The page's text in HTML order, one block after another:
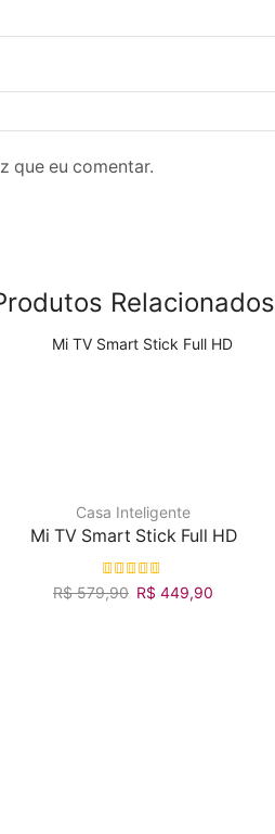
que eu comentar.
Relacionados
Casa Inteligente
Mi TV Smart Stick Full HD
R$579,90 R$ 449,90